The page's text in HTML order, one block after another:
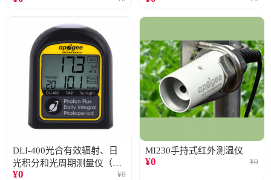
DLI-400光合有效辐射、日
光积分和光周期测量仪（仅
阳光）
¥0 ¥0
MI230手持式红外测温仪
¥0 ¥0